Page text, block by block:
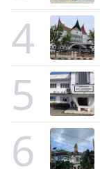
4
5
6